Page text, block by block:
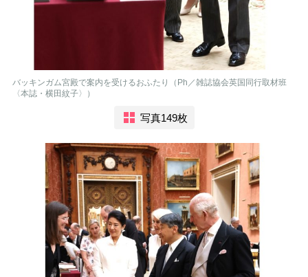
バッキンガム宮殿で案内を受けるおふたり（Ph／雑誌協会英国同行取材班
〈本誌・横田紋子〉）
写真149枚